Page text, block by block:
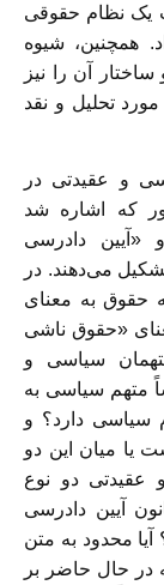
یک نظام حقوقی
همچنین، شیوه
آن را نیز
تحلیل و نقد
و عقیدتی در
که اشاره شد
«آیین دادرسی
می‌دهند. در
حقوق به معنای
«حقوق ناشی
سیاسی و
متهم سیاسی به
سیاسی دارد؟ و
یا میان این دو
عقیدتی دو نوع
آیین دادرسی
محدود به متن
در حال حاضر بر